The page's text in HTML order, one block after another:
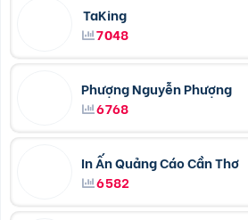
TaKing
7048
Phượng Nguyễn Phượng
6768
In Ấn Quảng Cáo Cần Thơ
6582